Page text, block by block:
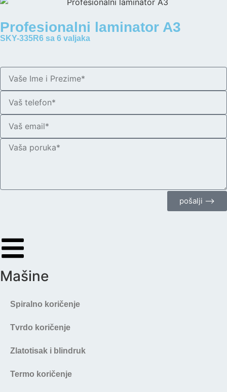
Profesionalni laminator A3
SKY-335R6 sa 6 valjaka
pošalji ⟶
Mašine
Spiralno koričenje
Tvrdo koričenje
Zlatotisak i blindruk
Termo koričenje